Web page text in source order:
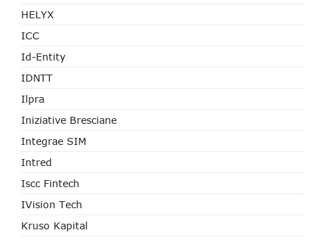
HELYX
ICC
Id-Entity
IDNTT
Ilpra
Iniziative Bresciane
Integrae SIM
Intred
Iscc Fintech
IVision Tech
Kruso Kapital